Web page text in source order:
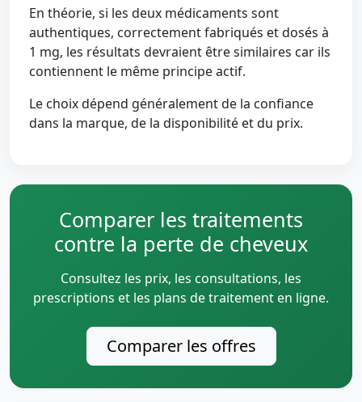
En théorie, si les deux médicaments sont
authentiques, correctement fabriqués et dosés à
1 mg, les résultats devraient être similaires car ils
contiennent le même principe actif.
Le choix dépend généralement de la confiance
dans la marque, de la disponibilité et du prix.
Comparer les traitements
contre la perte de cheveux
Consultez les prix, les consultations, les
prescriptions et les plans de traitement en ligne.
Comparer les offres